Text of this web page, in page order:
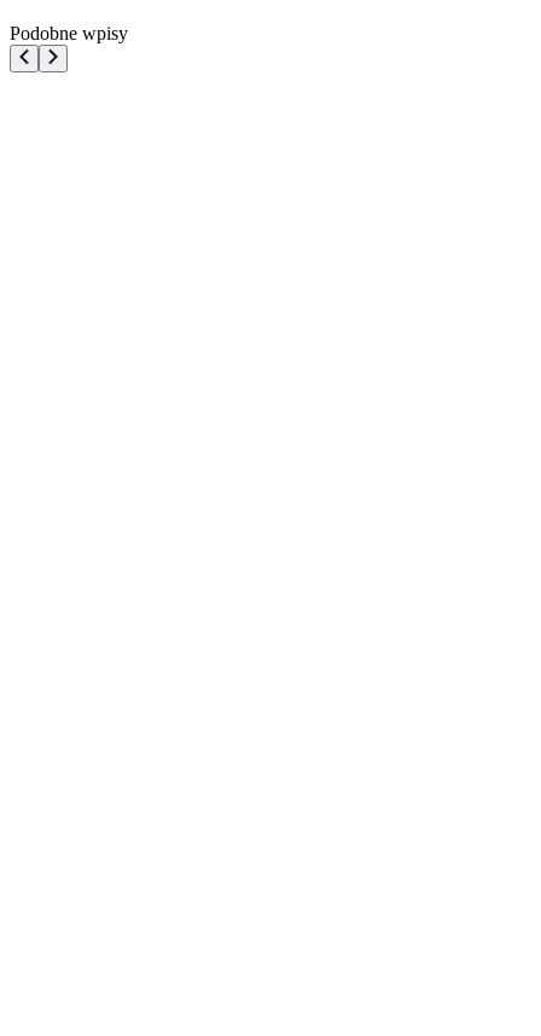
Podobne wpisy